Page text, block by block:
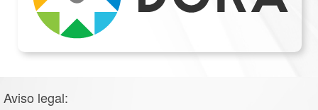
Aviso legal: